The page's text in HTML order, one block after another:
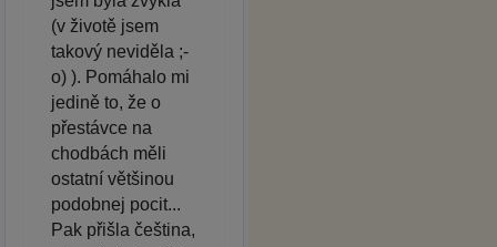
(v životě jsem
takový neviděla ;-
o) ). Pomáhalo mi
jedině to, že o
přestávce na
chodbách měli
ostatní většinou
podobnej pocit...
Pak přišla čeština,